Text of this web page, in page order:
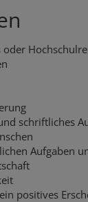
schriftliches
Aufgaben
positives